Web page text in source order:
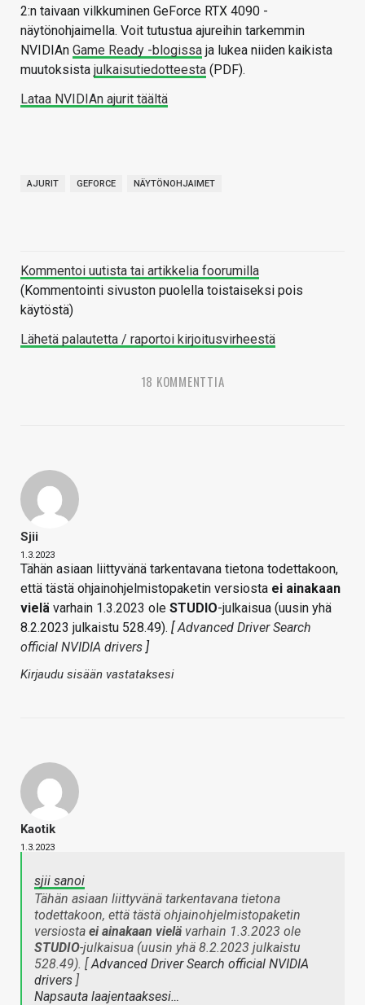
2:n taivaan vilkkuminen GeForce RTX 4090 -
näytönohjaimella. Voit tutustua ajureihin tarkemmin
NVIDIAn Game Ready -blogissa ja lukea niiden kaikista
muutoksista julkaisutiedotteesta (PDF).
Lataa NVIDIAn ajurit täältä
AJURIT GEFORCE NÄYTÖNOHJAIMET
Kommentoi uutista tai artikkelia foorumilla
(Kommentointi sivuston puolella toistaiseksi pois
käytöstä)
Lähetä palautetta / raportoi kirjoitusvirheestä
18 KOMMENTTIA
Sjii
1.3.2023
Tähän asiaan liittyvänä tarkentavana tietona todettakoon,
että tästä ohjainohjelmistopaketin versiosta ei ainakaan
vielä varhain 1.3.2023 ole STUDIO-julkaisua (uusin yhä
8.2.2023 julkaistu 528.49). [Advanced Driver Search
official NVIDIA drivers ]
Kirjaudu sisään vastataksesi
Kaotik
1.3.2023
sjii sanoi
Tähän asiaan liittyvänä tarkentavana tietona
todettakoon, että tästä ohjainohjelmistopaketin
versiosta ei ainakaan vielä varhain 1.3.2023 ole
STUDIO-julkaisua (uusin yhä 8.2.2023 julkaistu
528.49). [Advanced Driver Search official NVIDIA
drivers ]
Napsauta laajentaaksesi…